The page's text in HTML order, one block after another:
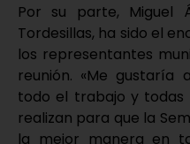
Por su parte, Miguel
Tordesillas, ha sido el
los representantes
reunión. «Me gustaría
todo el trabajo y todas
realizan para que la
la mejor manera en